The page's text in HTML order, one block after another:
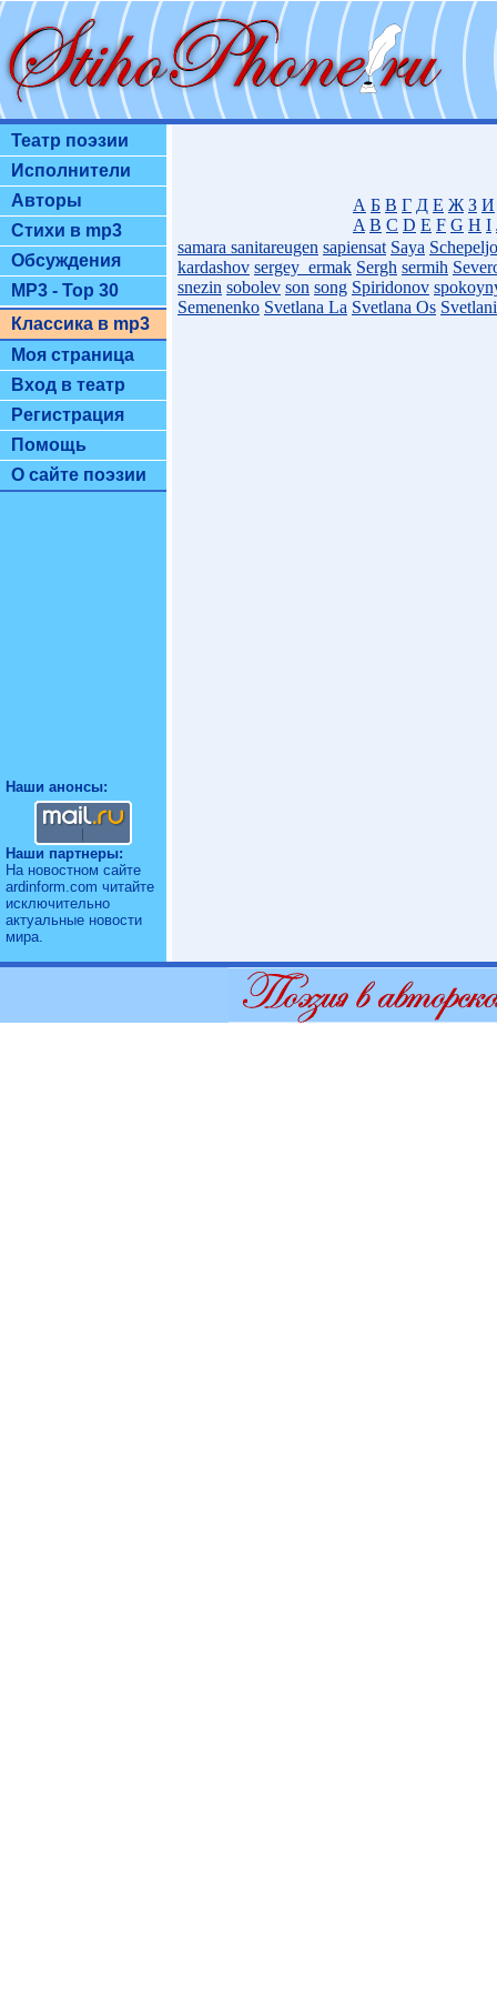
Театр поэзии
Исполнители
Авторы
Стихи в mp3
Обсуждения
MP3 - Top 30
Классика в mp3
Моя страница
Вход в театр
Регистрация
Помощь
О сайте поэзии
Наши анонсы:
Наши партнеры:
На новостном сайте
ardinform.com читайте
исключительно
актуальные новости
мира.
А Б В Г Д Е Ж З И
A B C D E F G H I
samara sanitareugen sapiensat Saya
kardashov sergey_ermak Sergh sermih
snezin sobolev son song Spiridonov
Semenenko Svetlana La Svetlana Os